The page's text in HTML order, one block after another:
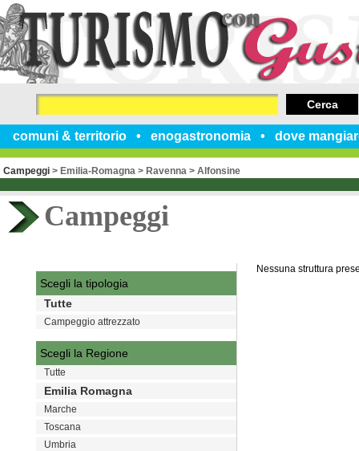
comuni & territorio enogastronomia dove
Cerca
Campeggi > Emilia-Romagna > Ravenna > Alfonsine
Campeggi
Nessuna struttura
Scegli la tipologia
Tutte
Campeggio attrezzato
Scegli la Regione
Tutte
Emilia Romagna
Marche
Toscana
Umbria